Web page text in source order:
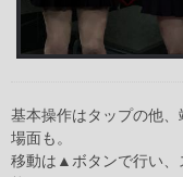
基本操作はタップの他
場面も。
移動は▲ボタンで行い、